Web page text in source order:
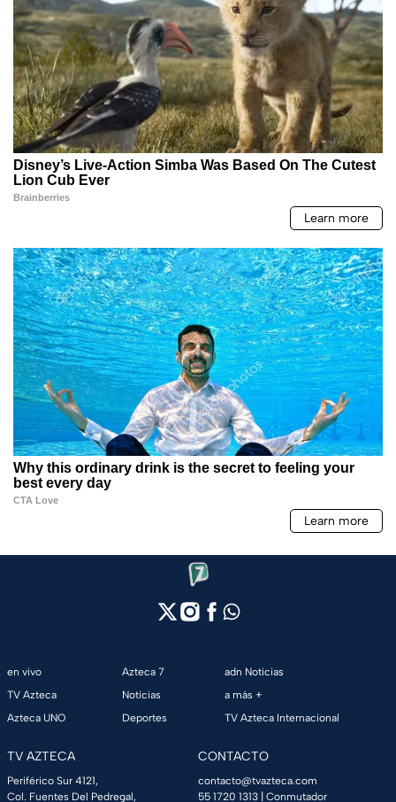
en vivo
TV Azteca
Azteca UNO
Azteca 7
Noticias
Deportes
adn Noticias
a más +
TV Azteca Internacional
TV AZTECA
Periférico Sur 4121,
Col. Fuentes Del Pedregal,
CONTACTO
contacto@tvazteca.com
55 1720 1313 | Conmutador